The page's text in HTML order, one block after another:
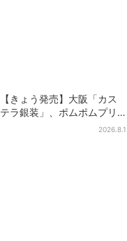
【きょう発売】大阪「カス
テラ銀装」、ポムポムプリ
ンと初コラボ 紙袋まで限
2026.8.1